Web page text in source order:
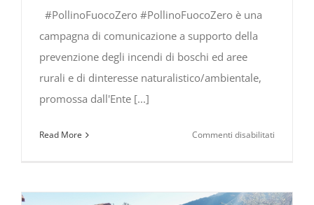
#PollinoFuocoZero #PollinoFuocoZero è una
campagna di comunicazione a supporto della
prevenzione degli incendi di boschi ed aree
rurali e di dinteresse naturalistico/ambientale,
promossa dall'Ente [...]
Read More Commenti disabilitati
si